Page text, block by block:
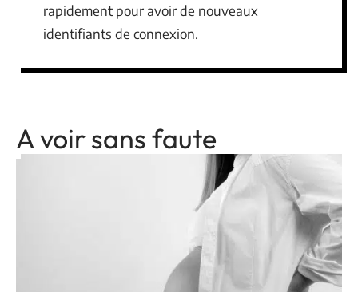
rapidement pour avoir de nouveaux
identifiants de connexion.
A voir sans faute